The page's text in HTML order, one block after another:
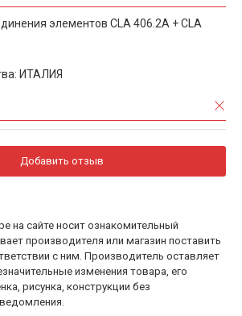
элементов CLA 406.2A + CLA
ИТАЛИЯ
Добавить отзыв
на сайте носит ознакомительный
производителя или магазин поставить
с ним. Производитель оставляет
изменения товара, его
рисунка, конструкции без